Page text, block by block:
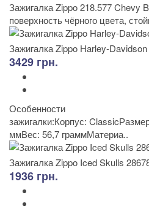
Зажигалка Zippo 218.577 Chevy
поверхность чёрного цвета,
Зажигалка Zippo Harley-
3429 грн.
Особенности
зажигалки:Корпус:
ммВес: 56,7 граммМатериа..
Зажигалка Zippo Iced Skulls
1936 грн.